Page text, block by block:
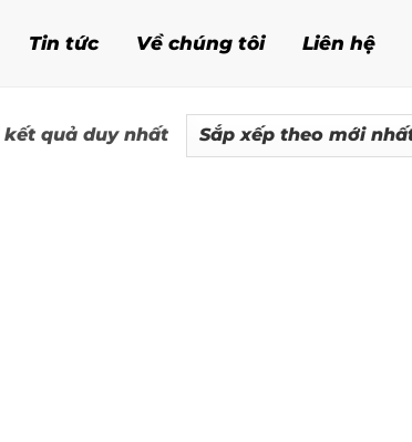
Tin tức Về chúng tôi Liên hệ
kết quả duy nhất